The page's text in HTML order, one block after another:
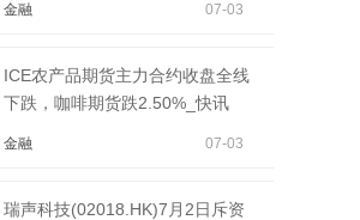
金融 07-03
ICE农产品期货主力合约收盘全线
下跌，咖啡期货跌2.50%_快讯
金融 07-03
瑞声科技(02018.HK)7月2日斥资